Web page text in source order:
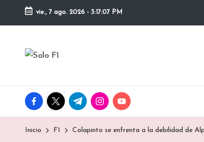
Saltar
contenido
vie., 7 ago. 2026 - 3:17:08 PM
S
l
o
Para
la
F1
facebook.com
twitter.com
t.me instagram.com
youtube.com
Inicio F1 Colapinto se enfrenta a la debilidad de